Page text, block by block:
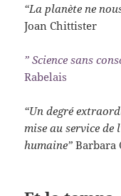
“La planète ne
Joan Chittister
” Science sans
Rabelais
“Un degré
mise au service de
humaine” Barbara